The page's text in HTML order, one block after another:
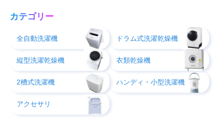
カテゴリー
全自動洗濯機 ドラム式洗濯乾燥機
縦型洗濯乾燥機 衣類乾燥機
2槽式洗濯機 ハンディ・小型洗濯機
アクセサリ